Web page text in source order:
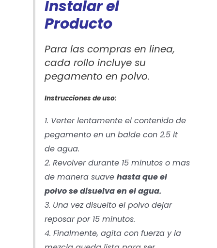
Instalar el
Producto
Para las compras en linea,
cada rollo incluye su
pegamento en polvo.
Instrucciones de uso:
1. Verter lentamente el contenido de
pegamento en un balde con 2.5 lt
de agua.
2. Revolver durante 15 minutos o mas
de manera suavehasta que el
polvo se disuelva en el agua.
3. Una vez disuelto el polvo dejar
reposar por 15 minutos.
4. Finalmente, agita con fuerza y la